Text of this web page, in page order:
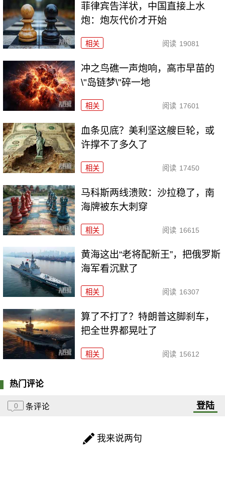
菲律宾告洋状，中国直接上水
炮：炮灰代价才开始
相关 阅读 19081
冲之鸟礁一声炮响，高市早苗的
\"岛链梦\"碎一地
相关 阅读 17601
血条见底？美利坚这艘巨轮，或
许撑不了多久了
相关 阅读 17450
马科斯两线溃败：沙拉稳了，南
海牌被东大刺穿
相关 阅读 16615
黄海这出“老将配新王”，把俄罗斯
海军看沉默了
相关 阅读 16307
算了不打了？特朗普这脚刹车，
把全世界都晃吐了
相关 阅读 15612
热门评论
0 条评论 登陆
我来说两句